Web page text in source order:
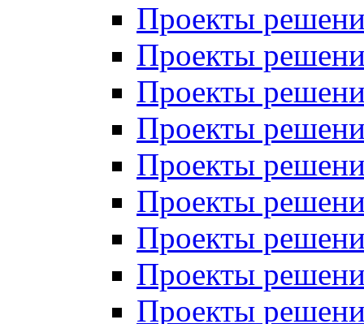
Проекты
Проекты
Проекты
Проекты
Проекты
Проекты
Проекты
Проекты
Проекты